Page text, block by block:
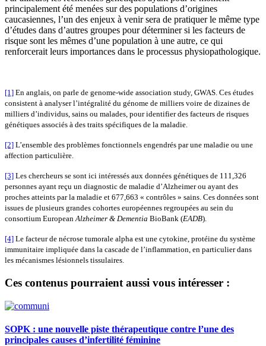
principalement été menées sur des populations d’origines
caucasiennes, l’un des enjeux à venir sera de pratiquer le même type
d’études dans d’autres groupes pour déterminer si les facteurs de
risque sont les mêmes d’une population à une autre, ce qui
renforcerait leurs importances dans le processus physiopathologique.
[1] En anglais, on parle de genome-wide association study, GWAS. Ces études
consistent à analyser l’intégralité du génome de milliers voire de dizaines de
milliers d’individus, sains ou malades, pour identifier des facteurs de risques
génétiques associés à des traits spécifiques de la maladie.
[2] L’ensemble des problèmes fonctionnels engendrés par une maladie ou une
affection particulière.
[3] Les chercheurs se sont ici intéressés aux données génétiques de 111,326
personnes ayant reçu un diagnostic de maladie d’Alzheimer ou ayant des
proches atteints par la maladie et 677,663 « contrôles » sains. Ces données sont
issues de plusieurs grandes cohortes européennes regroupées au sein du
consortium EuropeanAlzheimer & Dementia BioBank (EADB).
[4] Le facteur de nécrose tumorale alpha est une cytokine, protéine du système
immunitaire impliquée dans la cascade de l’inflammation, en particulier dans
les mécanismes lésionnels tissulaires.
Ces contenus pourraient aussi vous intéresser :
SOPK : une nouvelle piste thérapeutique contre l’une des
principales causes d’infertilité féminine